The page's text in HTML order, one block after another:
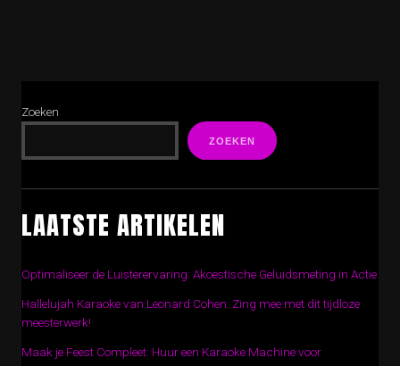
Zoeken
ZOEKEN
LAATSTE ARTIKELEN
Optimaliseer de Luisterervaring: Akoestische Geluidsmeting in Actie
Hallelujah Karaoke van Leonard Cohen: Zing mee met dit tijdloze
meesterwerk!
Maak je Feest Compleet: Huur een Karaoke Machine voor